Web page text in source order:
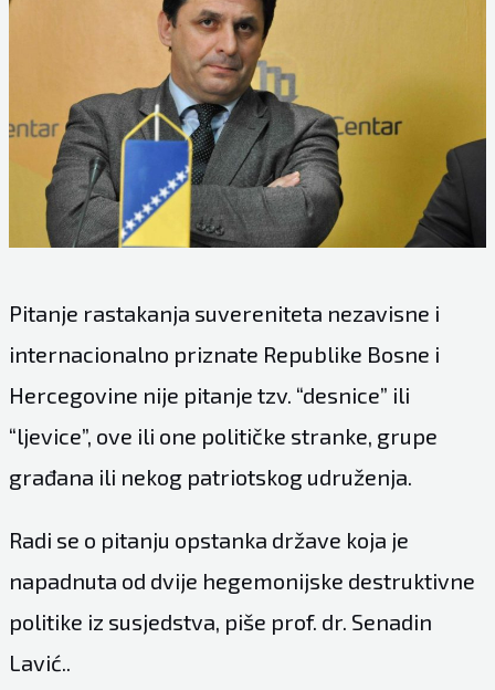
Pitanje rastakanja suvereniteta nezavisne i
internacionalno priznate Republike Bosne i
Hercegovine nije pitanje tzv. “desnice” ili
“ljevice”, ove ili one političke stranke, grupe
građana ili nekog patriotskog udruženja.
Radi se o pitanju opstanka države koja je
napadnuta od dvije hegemonijske destruktivne
politike iz susjedstva, piše prof. dr. Senadin
Lavić..